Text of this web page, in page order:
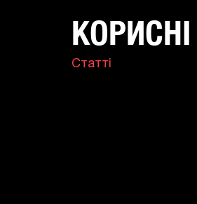
Статті